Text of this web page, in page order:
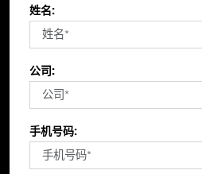
姓名:
公司:
手机号码: